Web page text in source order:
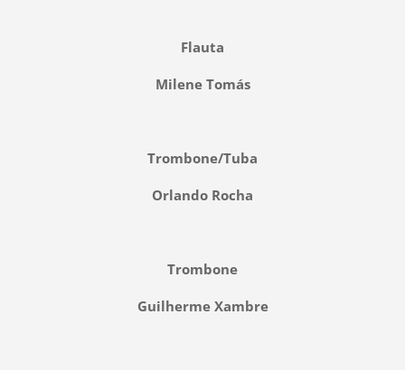
Flauta
Milene Tomás
Trombone/Tuba
Orlando Rocha
Trombone
Guilherme Xambre